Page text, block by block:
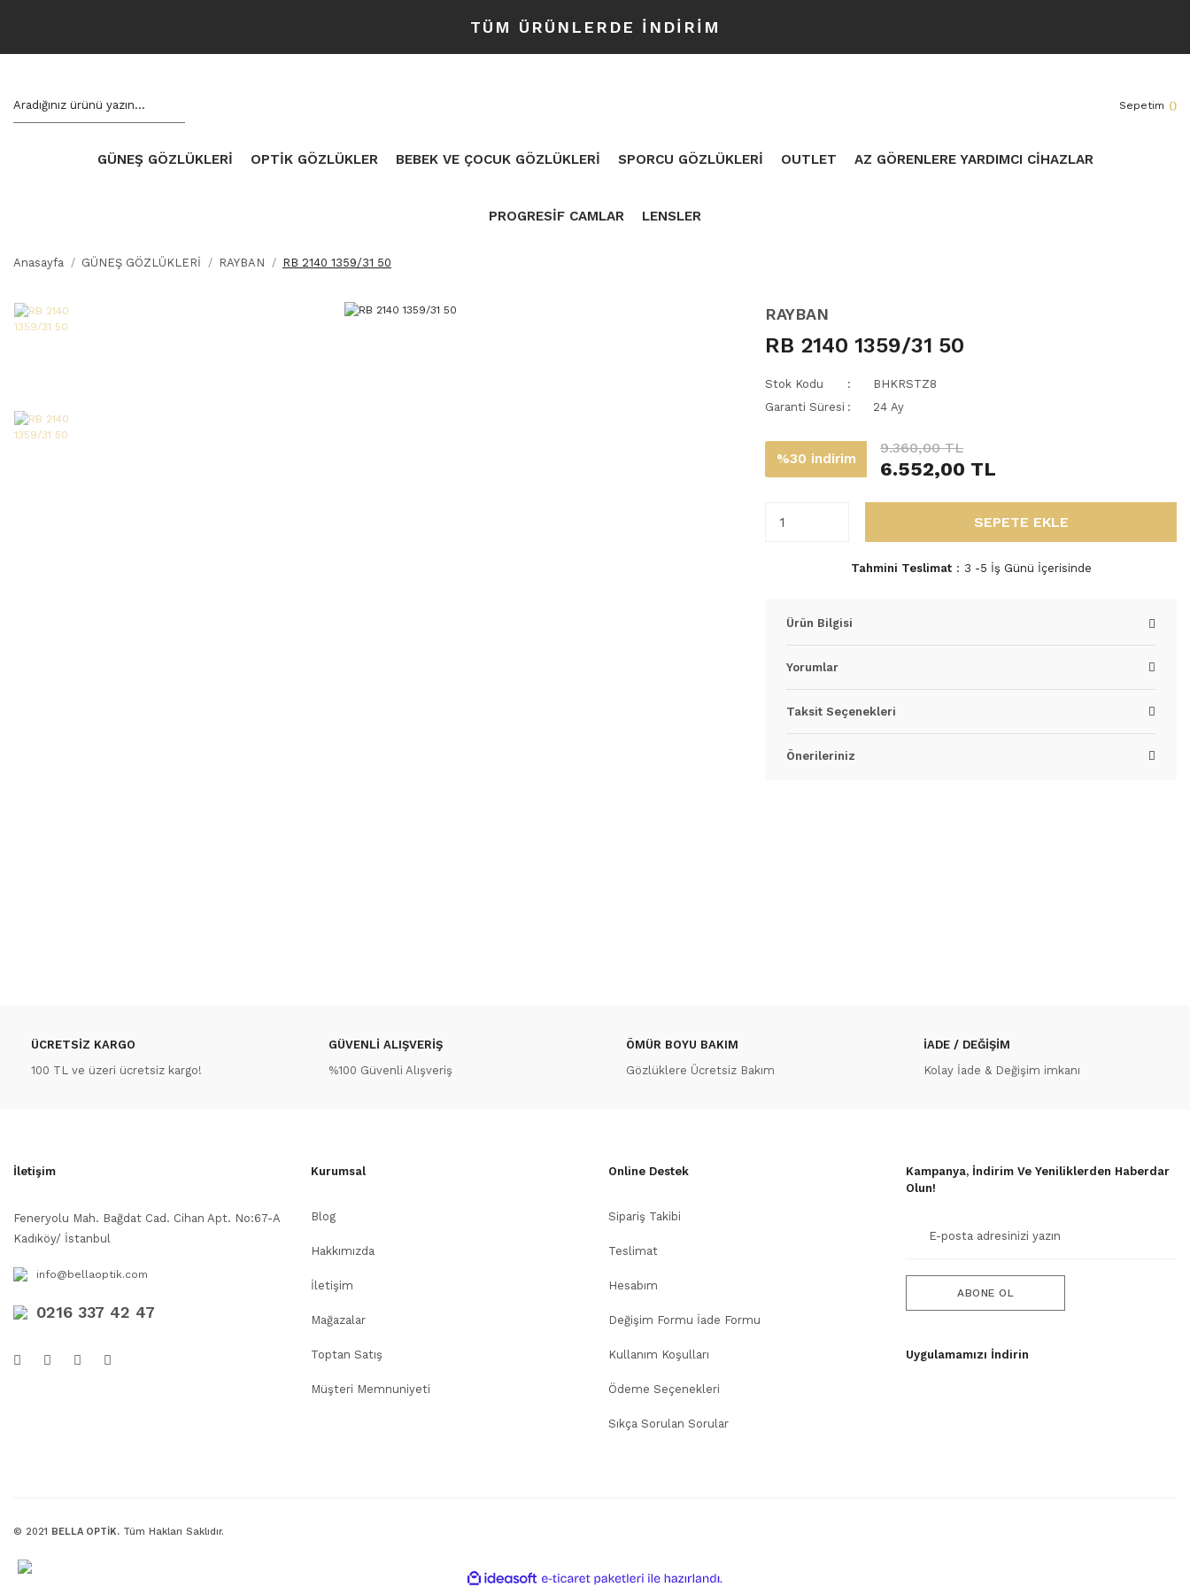
TÜM ÜRÜNLERDE İNDİRİM
Sepetim ()
GÜNEŞ GÖZLÜKLERİ OPTİK GÖZLÜKLER BEBEK VE ÇOCUK GÖZLÜKLERİ SPORCU GÖZLÜKLERİ OUTLET AZ GÖRENLERE YARDIMCI CİHAZLAR
PROGRESİF CAMLAR LENSLER
Anasayfa GÜNEŞ GÖZLÜKLERİ RAYBAN RB 2140 1359/31 50
RAYBAN
RB 2140 1359/31 50
Stok Kodu
BHKRSTZ8
Garanti Süresi
24 Ay
%30 indirim
9.360,00 TL
6.552,00 TL
SEPETE EKLE
Tahmini Teslimat 3 -5 İş Günü İçerisinde
Ürün Bilgisi
Yorumlar
Taksit Seçenekleri
Önerileriniz
ÜCRETSİZ KARGO
100 TL ve üzeri ücretsiz kargo!
GÜVENLİ ALIŞVERİŞ
%100 Güvenli Alışveriş
ÖMÜR BOYU BAKIM
Gözlüklere Ücretsiz Bakım
İADE / DEĞİŞİM
Kolay İade & Değişim imkanı
İletişim
Feneryolu Mah. Bağdat Cad. Cihan Apt. No:67-A
Kadıköy/ İstanbul
info@bellaoptik.com
0216 337 42 47
Kurumsal
Blog
Hakkımızda
İletişim
Mağazalar
Toptan Satış
Müşteri Memnuniyeti
Online Destek
Sipariş Takibi
Teslimat
Hesabım
Değişim Formu İade Formu
Kullanım Koşulları
Ödeme Seçenekleri
Sıkça Sorulan Sorular
Kampanya, İndirim Ve Yeniliklerden Haberdar
Olun!
ABONE OL
Uygulamamızı İndirin
© 2021 BELLA OPTİK. Tüm Hakları Saklıdır.
ideasoft e-